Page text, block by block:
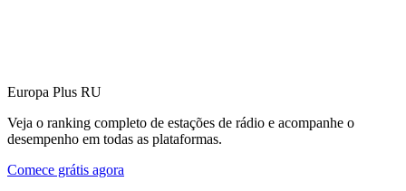
Europa Plus RU
Veja o ranking completo de estações de rádio e acompanhe o
desempenho em todas as plataformas.
Comece grátis agora